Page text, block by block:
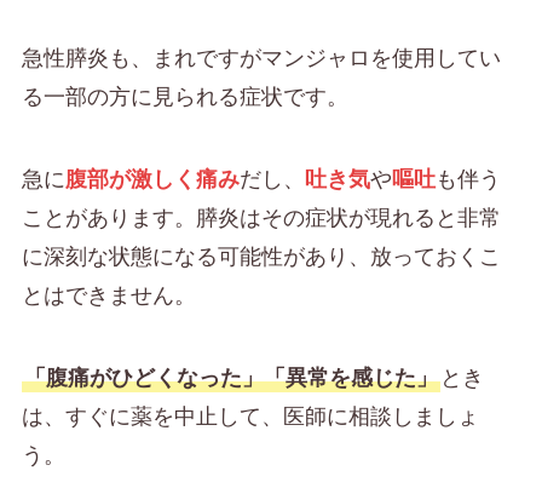
急性膵炎も、まれですがマンジャロを使用してい
る一部の方に見られる症状です。
急に腹部が激しく痛みだし、 吐き気や嘔吐も伴う
ことがあります。膵炎はその症状が現れると非常
に深刻な状態になる可能性があり、放っておくこ
とはできません。
「腹痛がひどくなった」「異常を感じた」とき
は、すぐに薬を中止して、医師に相談しましょ
う。